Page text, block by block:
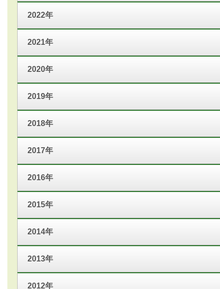
2022年
2021年
2020年
2019年
2018年
2017年
2016年
2015年
2014年
2013年
2012年